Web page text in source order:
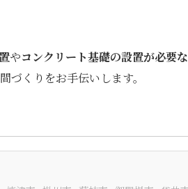
やコンクリート基礎の設置が必要
づくりをお手伝いします。